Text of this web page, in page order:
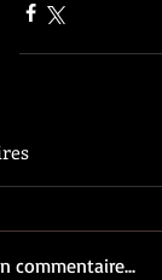
commentaire...